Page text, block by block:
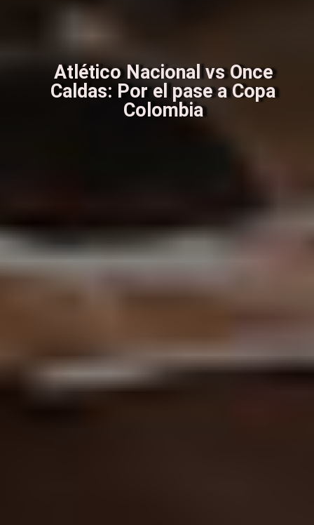
Atlético Nacional vs Once
Caldas: Por el pase a Copa
Colombia